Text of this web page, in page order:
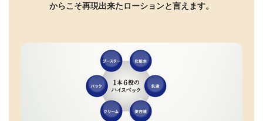
からこそ再現出来たローションと言えます。